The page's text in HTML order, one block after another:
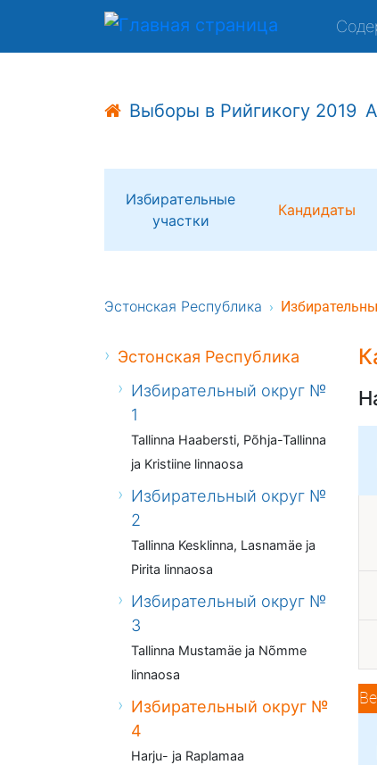
Выборы в Рийгикогу 2019
Избирательные
участки
Кандидаты
Эстонская Республика
Эстонская Республика
Избирательный округ №
1
Tallinna Haabersti, Põhja-Tallinna
ja Kristiine linnaosa
Избирательный округ №
2
Tallinna Kesklinna, Lasnamäe ja
Pirita linnaosa
Избирательный округ №
3
Tallinna Mustamäe ja Nõmme
linnaosa
Избирательный округ №
4
Harju- ja Raplamaa